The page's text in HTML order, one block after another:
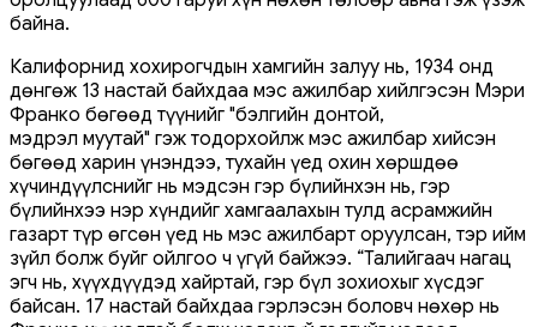
байна.
Калифорнид хохирогчдын хамгийн залуу нь, 1934 онд
дөнгөж 13 настай байхдаа мэс ажилбар хийлгэсэн Мэри
Франко бөгөөд түүнийг "бэлгийн донтой,
мэдрэл муутай" гэж тодорхойлж мэс ажилбар хийсэн
бөгөөд харин үнэндээ, тухайн үед охин хөршдөө
хүчиндүүлснийг нь мэдсэн гэр бүлийнхэн нь, гэр
бүлийнхээ нэр хүндийг хамгаалахын тулд асрамжийн
газарт түр өгсөн үед нь мэс ажилбарт оруулсан, тэр ийм
зүйл болж буйг ойлгоо ч үгүй байжээ. “Талийгаач нагац
эгч нь, хүүхдүүдэд хайртай, гэр бүл зохиохыг хүсдэг
байсан. 17 настай байхдаа гэрлэсэн боловч нөхөр нь